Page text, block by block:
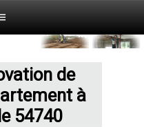
de
à
54740